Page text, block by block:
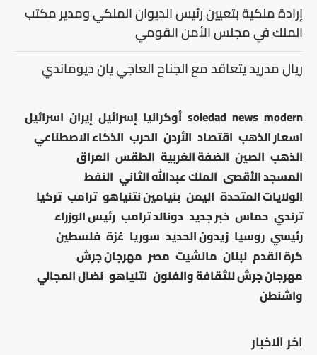
اخر الاخبار
إرادة ملكية بتعيين رئيس الديوان الملكي ومدير مكتب
الملك في مجلس الأمن القومي
ريال مدريد يتعاقد مع الجناح العاجي يان ديوماندي
modern
news
soledad أوكرانيا إسرائيل إيران اسرائيل
اسعار الذهب اقتصاد الأردن الحرب الذكاء الاصطناعي
الذهب الصين الضفة الغربية الطقس العراق
المسجد الأقصى الملك عبدالله الثاني النفط
الولايات المتحدة اليمن بنيامين نتنياهو ترامب تركيا
ترندي حماس خبر جديد دونالد ترامب رئيس الوزراء
رئيسي روسيا زيدون الحديد سوريا غزة فلسطين
كرة القدم لبنان مانشيت مصر مهرجان جرش
مهرجان جرش للثقافة والفنون نتنياهو نضال المجالي
واشنطن